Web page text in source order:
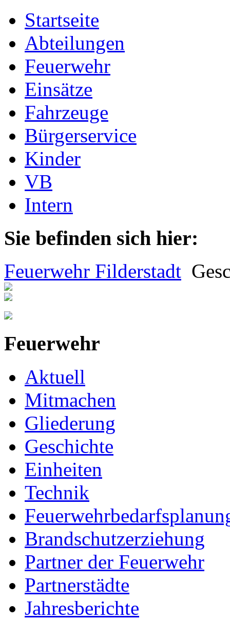
Startseite
Abteilungen
Feuerwehr
Einsätze
Fahrzeuge
Bürgerservice
Kinder
VB
Intern
Sie befinden sich hier:
Feuerwehr Filderstadt
Feuerwehr
Aktuell
Mitmachen
Gliederung
Geschichte
Einheiten
Technik
Brandschutzerziehung
Partner der Feuerwehr
Partnerstädte
Jahresberichte